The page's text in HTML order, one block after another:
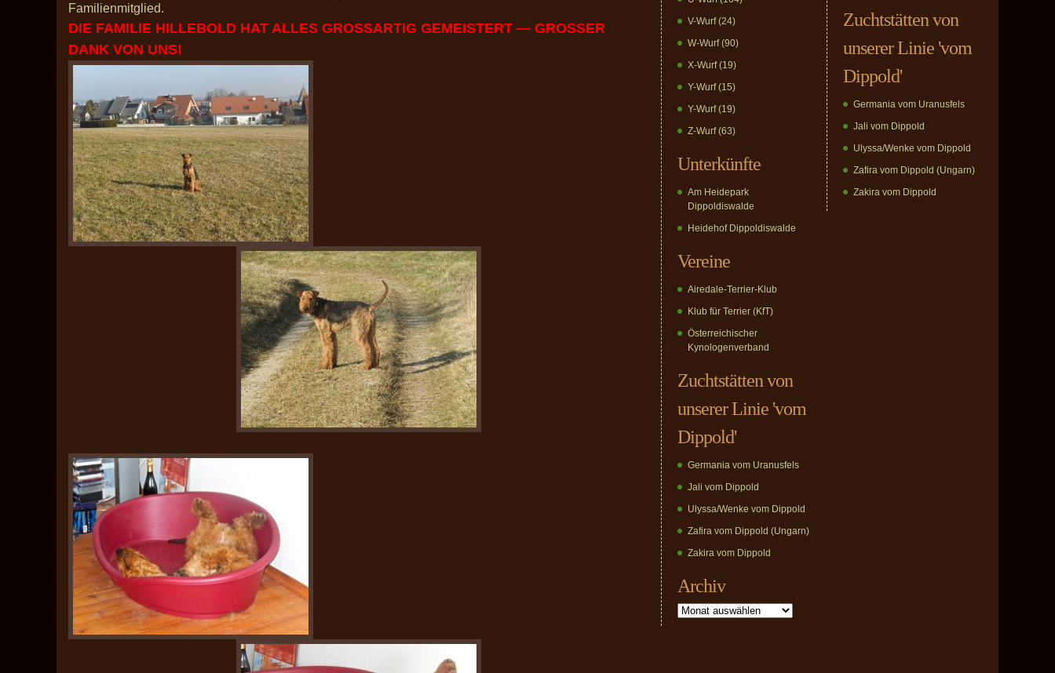
Familienmitglied.
DIE FAMILIE HILLEBOLD HAT ALLES GROSSARTIG GEMEISTERT — GROSSER
DANK VON UNS!
V-Wurf(24)
W-Wurf(90)
X-Wurf(19)
Y-Wurf(15)
Y-Wurf(19)
Z-Wurf(63)
Unterkünfte
Am Heidepark
Dippoldiswalde
Heidehof Dippoldiswalde
Vereine
Airedale-Terrier-Klub
Klub für Terrier (KfT)
Österreichischer
Kynologenverband
Zuchtstätten von
unserer Linie 'vom
Dippold'
Germania vom Uranusfels
Jali vom Dippold
Ulyssa/Wenke vom Dippold
Zafira vom Dippold (Ungarn)
Zakira vom Dippold
Archiv
Archiv
Zuchtstätten von
unserer Linie 'vom
Dippold'
Germania vom Uranusfels
Jali vom Dippold
Ulyssa/Wenke vom Dippold
Zafira vom Dippold (Ungarn)
Zakira vom Dippold